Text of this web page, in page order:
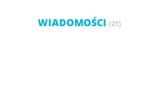
WIADOMOŚCI (21)